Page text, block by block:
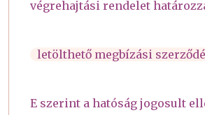
végrehajtási rendelet
letölthető megbízási
E szerint a hatóság jogosult